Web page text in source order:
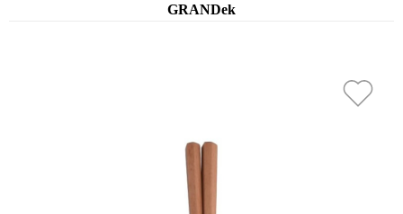
GRANDek